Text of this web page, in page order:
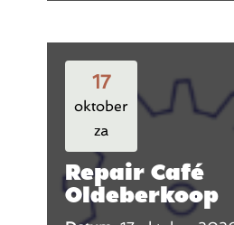
17
oktober
za
Repair Café
Oldeberkoop